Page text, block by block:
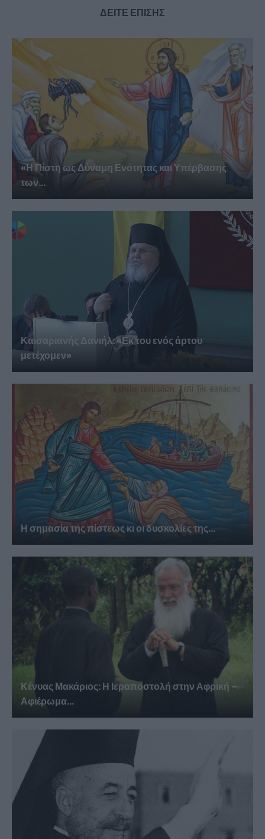
ΔΕΙΤΕ ΕΠΙΣΗΣ
«Η Πίστη ως Δύναμη Ενότητας και Υπέρβασης
των...
Καισαριανής Δανιήλ: «Εκ του ενός άρτου
μετέχομεν»
Η σημασία της πίστεως κι οι δυσκολίες της...
Κένυας Μακάριος: Η Ιεραποστολή στην Αφρική –
Αφιέρωμα...